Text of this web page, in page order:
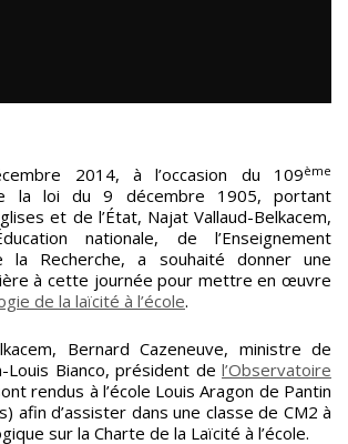
2014, à l’occasion du 109ème
la loi du 9 décembre 1905, portant
et de l’État, Najat Vallaud-Belkacem,
nationale, de l’Enseignement
Recherche, a souhaité donner une
à cette journée pour mettre en œuvre
de la laïcité à l’école.
Bernard Cazeneuve, ministre de
Louis Bianco, président de l’Observatoire
rendus à l’école Louis Aragon de Pantin
afin d’assister dans une classe de CM2 à
sur la Charte de la Laïcité à l’école.